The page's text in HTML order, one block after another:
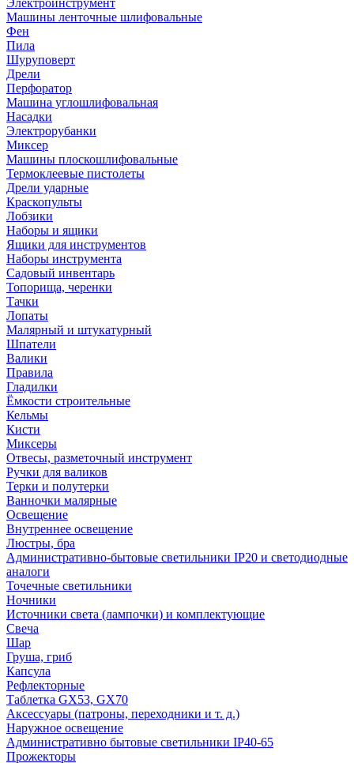
Электроинструмент
Машины ленточные шлифовальные
Фен
Пила
Шуруповерт
Дрели
Перфоратор
Машина углошлифовальная
Насадки
Электрорубанки
Миксер
Машины плоскошлифовальные
Термоклеевые пистолеты
Дрели ударные
Краскопульты
Лобзики
Наборы и ящики
Ящики для инструментов
Наборы инструмента
Садовый инвентарь
Топорища, черенки
Тачки
Лопаты
Малярный и штукатурный
Шпатели
Валики
Правила
Гладилки
Ёмкости строительные
Кельмы
Кисти
Миксеры
Отвесы, разметочный инструмент
Ручки для валиков
Терки и полутерки
Ванночки малярные
Освещение
Внутреннее освещение
Люстры, бра
Административно-бытовые светильники IP20 и светодиодные
аналоги
Точечные светильники
Ночники
Источники света (лампочки) и комплектующие
Свеча
Шар
Груша, гриб
Капсула
Рефлекторные
Таблетка GX53, GX70
Аксессуары (патроны, переходники и т. д.)
Наружное освещение
Административно бытовые светильники IP40-65
Прожекторы